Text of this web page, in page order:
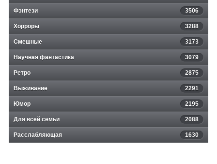
Фэнтези 3506
Хорроры 3288
Смешные 3173
Научная фантастика 3079
Ретро 2875
Выживание 2291
Юмор 2195
Для всей семьи 2088
Расслабляющая 1630